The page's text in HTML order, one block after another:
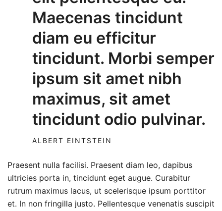
Maecenas tincidunt
diam eu efficitur
tincidunt. Morbi semper
ipsum sit amet nibh
maximus, sit amet
tincidunt odio pulvinar.
ALBERT EINTSTEIN
Praesent nulla facilisi. Praesent diam leo, dapibus
ultricies porta in, tincidunt eget augue. Curabitur
rutrum maximus lacus, ut scelerisque ipsum porttitor
et. In non fringilla justo. Pellentesque venenatis suscipit